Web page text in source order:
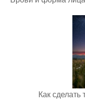
Как сделать